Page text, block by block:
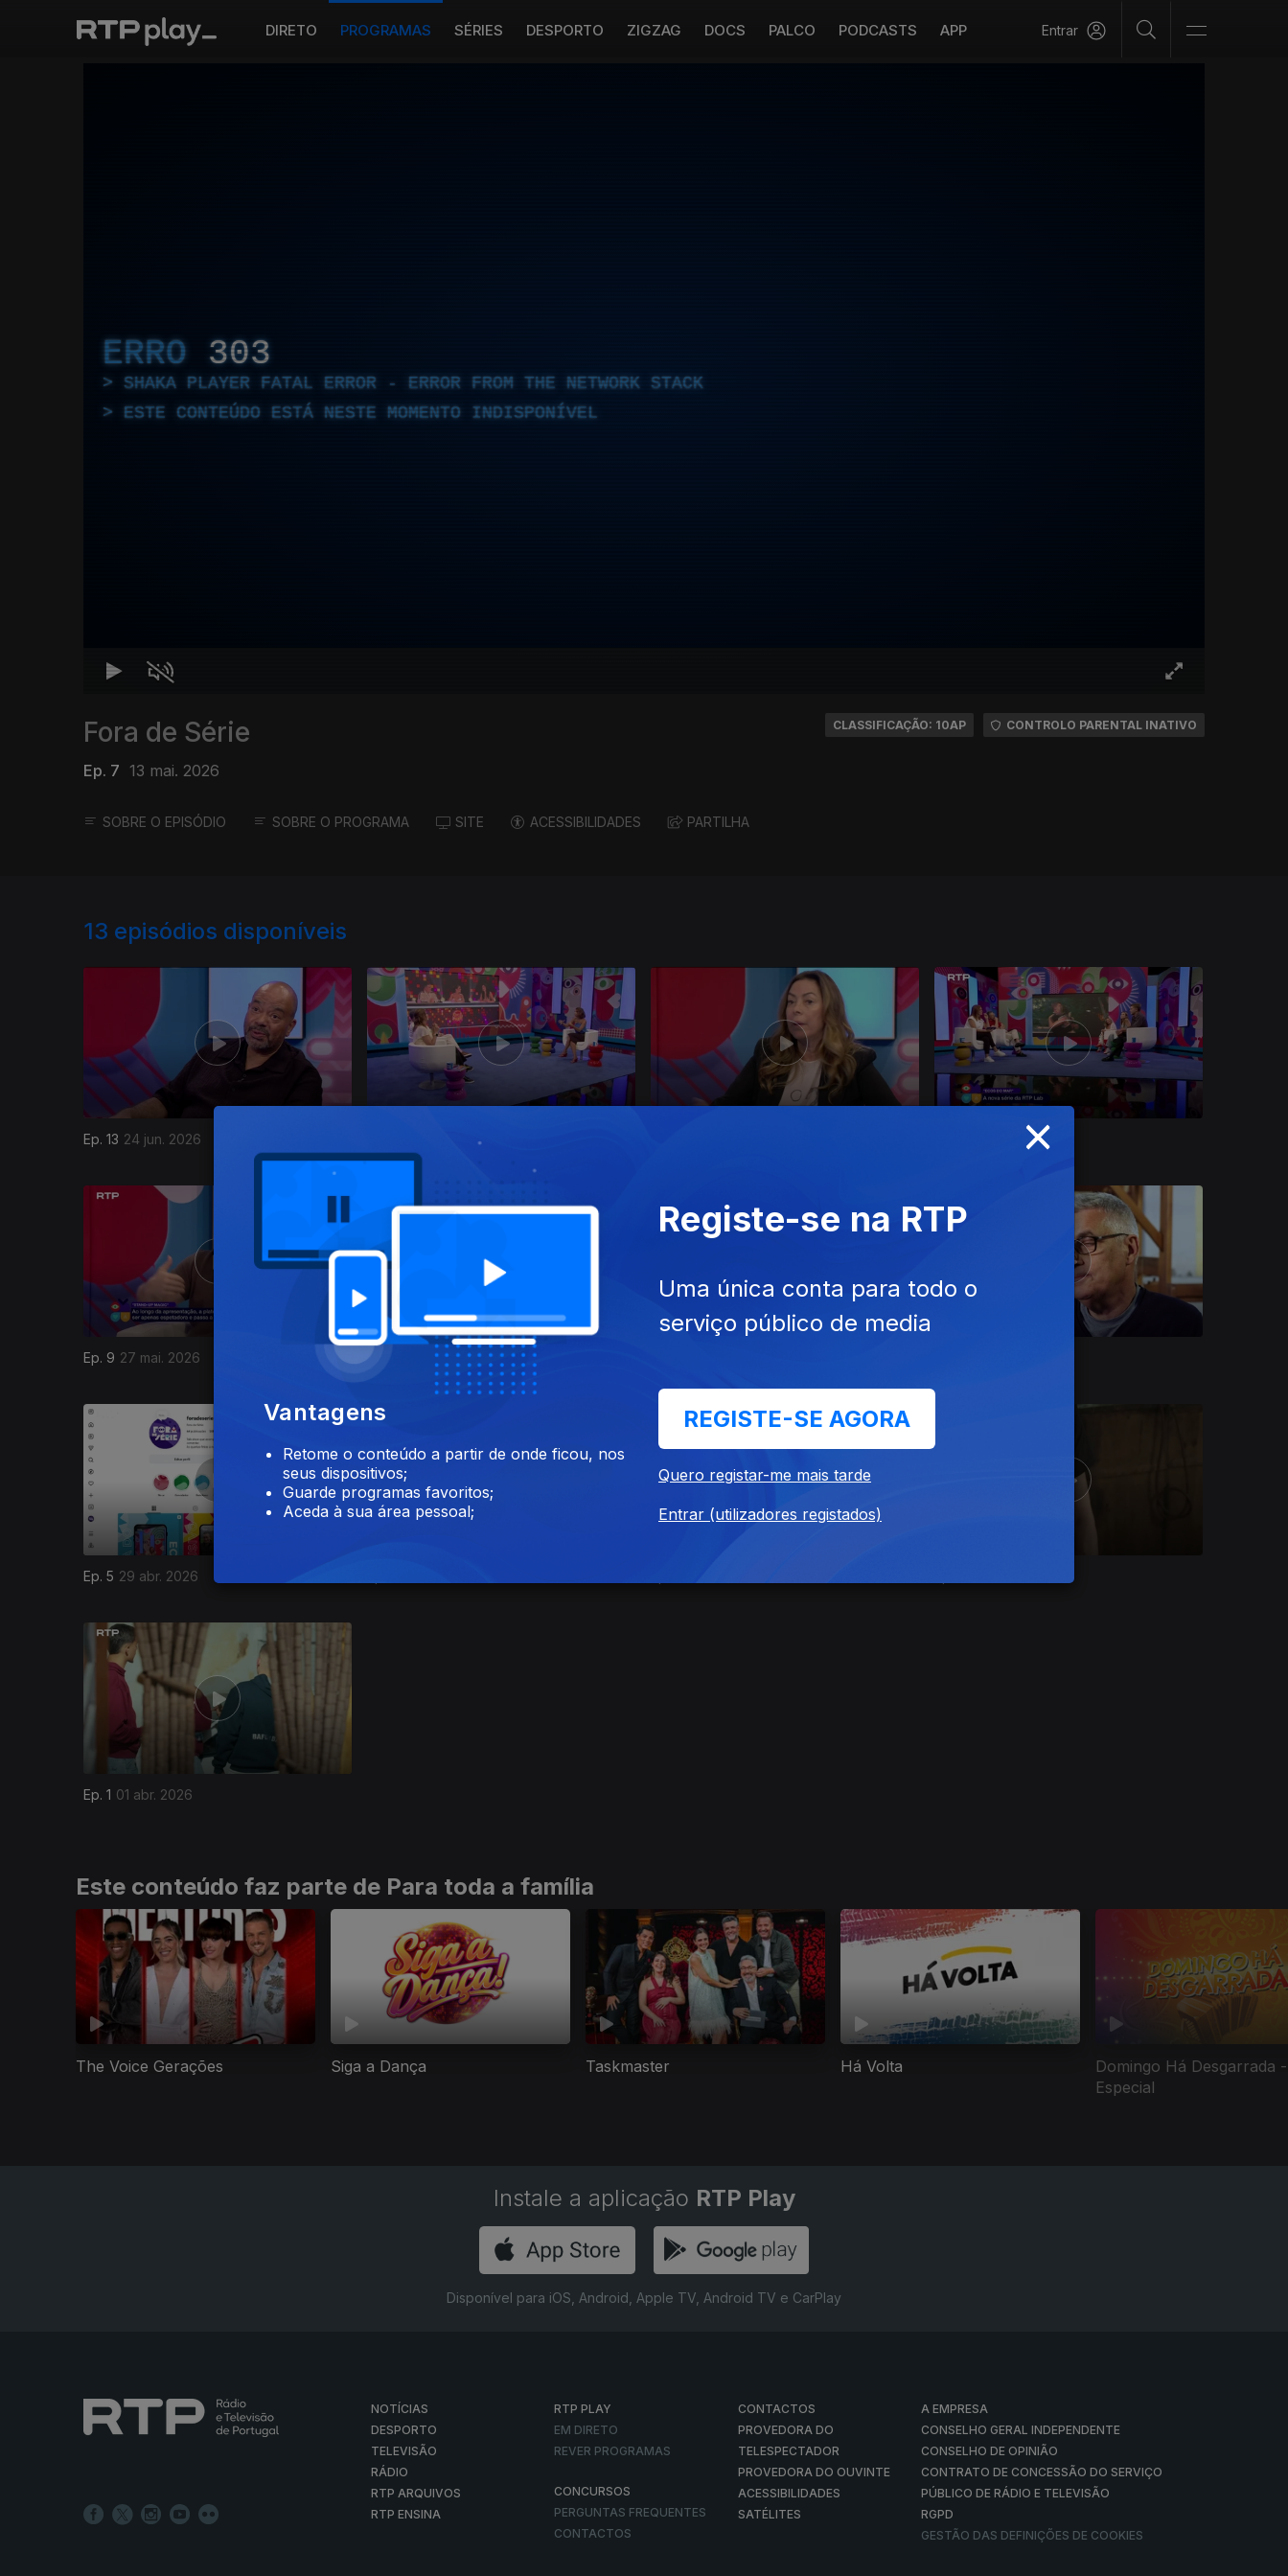
DIRETO PROGRAMAS SÉRIES DESPORTO ZIGZAG DOCS PALCO PODCASTS APP Entrar
ERRO 303
SHAKA PLAYER FATAL ERROR - ERROR FROM THE NETWORK STACK
ESTE CONTEÚDO ESTÁ NESTE MOMENTO INDISPONÍVEL
Fora de Série
Ep. 7 13 mai. 2026
CLASSIFICAÇÃO: 10AP CONTROLO PARENTAL INATIVO
SOBRE O EPISÓDIO SOBRE O PROGRAMA SITE ACESSIBILIDADES PARTILHA
13 episódios disponíveis
Ep. 13 24 jun. 2026 17 jun. 2026 03 jun. 2026
Ep. 9 27 mai. 2026 Ep. 8 20 mai. 2026
Ep. 5 29 abr. 2026
920758
Ep. 1 01 abr. 2026
919347
Este conteúdo faz parte de Para toda a família
The Voice Gerações Siga a Dança Taskmaster Há Volta
Domingo Há Desgarrada -
Especial
Instale a aplicação RTP Play
Disponível para iOS, Android, Apple TV, Android TV e CarPlay
NOTÍCIAS
DESPORTO
TELEVISÃO
RÁDIO
RTP ARQUIVOS
RTP ENSINA
RTP PLAY
EM DIRETO
REVER PROGRAMAS
CONCURSOS
PERGUNTAS FREQUENTES
CONTACTOS
CONTACTOS
PROVEDORA DO
TELESPECTADOR
PROVEDORA DO OUVINTE
ACESSIBILIDADES
SATÉLITES
A EMPRESA
CONSELHO GERAL INDEPENDENTE
CONSELHO DE OPINIÃO
CONTRATO DE CONCESSÃO DO SERVIÇO
PÚBLICO DE RÁDIO E TELEVISÃO
RGPD
GESTÃO DAS DEFINIÇÕES DE COOKIES
×
Vantagens
Retome o conteúdo a partir de onde ficou, nos
seus dispositivos;
Guarde programas favoritos;
Aceda à sua área pessoal;
Registe-se na RTP
Uma única conta para todo o
serviço público de media
REGISTE-SE AGORA
Quero registar-me mais tarde
Entrar (utilizadores registados)